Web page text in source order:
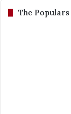
The Populars